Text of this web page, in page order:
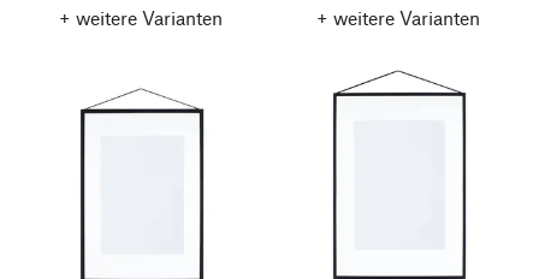
+ weitere Varianten
+ weitere Varianten